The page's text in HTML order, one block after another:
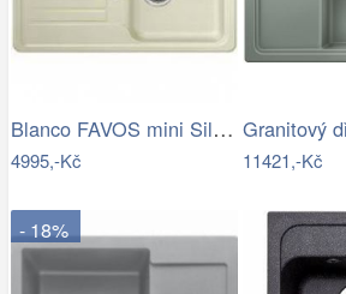
Blanco FAVOS mini Silgranit jasmín…
4995,-Kč 11421,-Kč
- 18%